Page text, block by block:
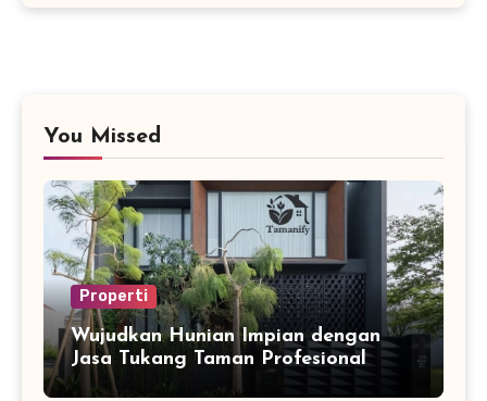
You Missed
Properti
Wujudkan Hunian Impian dengan
Jasa Tukang Taman Profesional